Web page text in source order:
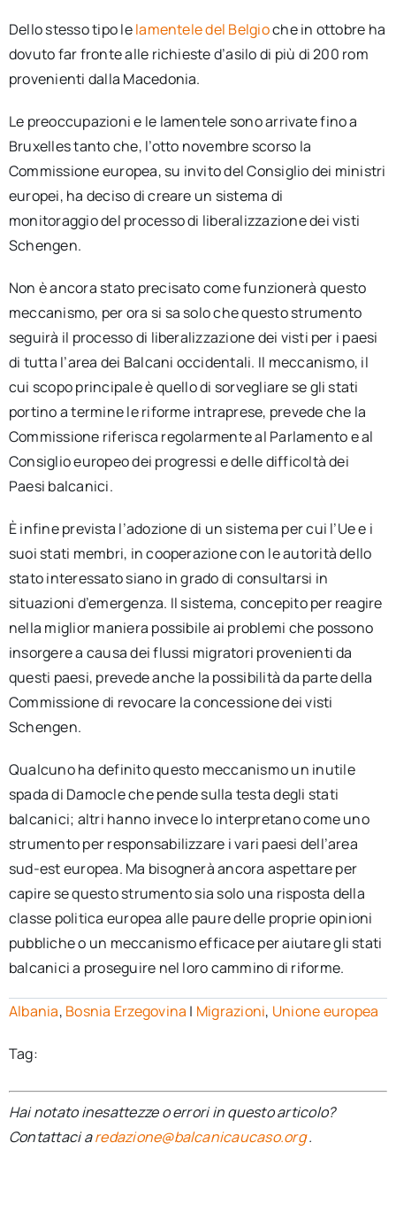
Dello stesso tipo lelamentele del Belgioche in ottobre ha
dovuto far fronte alle richieste d’asilo di più di 200 rom
provenienti dalla Macedonia.
Le preoccupazioni e le lamentele sono arrivate fino a
Bruxelles tanto che, l’otto novembre scorso la
Commissione europea, su invito del Consiglio dei ministri
europei, ha deciso di creare un sistema di
monitoraggiodel processo di liberalizzazione dei visti
Schengen.
Non è ancora stato precisato come funzionerà questo
meccanismo, per ora si sa solo che questo strumento
seguirà il processo di liberalizzazione dei visti per i paesi
di tutta l’area dei Balcani occidentali. Il meccanismo, il
cui scopo principale è quello di sorvegliare se gli stati
portino a termine le riforme intraprese, prevede che la
Commissione riferisca regolarmente al Parlamento e al
Consiglio europeo dei progressi e delle difficoltà dei
Paesi balcanici.
È infine prevista l’adozione di un sistema per cui l’Ue e i
suoi stati membri, in cooperazione con le autorità dello
stato interessato siano in grado di consultarsi in
situazioni d’emergenza. Il sistema, concepito per reagire
nella miglior maniera possibile ai problemi che possono
insorgere a causa dei flussi migratori provenienti da
questi paesi, prevede anche la possibilità da parte della
Commissione di revocare la concessione dei visti
Schengen.
Qualcuno ha definito questo meccanismo un inutile
spada di Damocle che pende sulla testa degli stati
balcanici; altri hanno invece lo interpretano come uno
strumento per responsabilizzare i vari paesi dell’area
sud-est europea. Ma bisognerà ancora aspettare per
capire se questo strumento sia solo una risposta della
classe politica europea alle paure delle proprie opinioni
pubbliche o un meccanismo efficace per aiutare gli stati
balcanici a proseguire nel loro cammino di riforme.
Albania, Bosnia Erzegovina | Migrazioni, Unione europea
Tag:
Hai notato inesattezze o errori in questo articolo?
Contattaci aredazione@balcanicaucaso.org.